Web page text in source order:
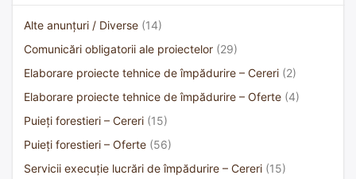
Alte anunțuri / Diverse (14)
Comunicări obligatorii ale proiectelor (29)
Elaborare proiecte tehnice de împădurire – Cereri (2)
Elaborare proiecte tehnice de împădurire – Oferte (4)
Puieți forestieri – Cereri (15)
Puieți forestieri – Oferte (56)
Servicii execuție lucrări de împădurire – Cereri (15)